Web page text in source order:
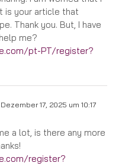
is your article that
Thank you. But, I have
me?
pt-PT/register?
Dezember 17, 2025 um 10:17
a lot, is there any more
register?